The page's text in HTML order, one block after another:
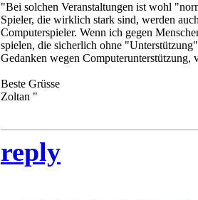
"Bei solchen Veranstaltungen ist wohl
Spieler, die wirklich stark sind, werden
Computerspieler. Wenn ich gegen
spielen, die sicherlich ohne
Gedanken wegen
Beste Grüsse
Zoltan "
reply